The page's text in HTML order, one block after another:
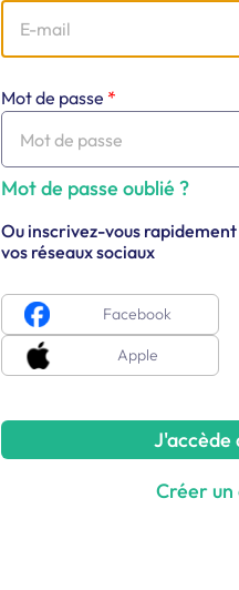
Mot de passe *
Mot de passe oublié ?
J'accède
Créer
Ou inscrivez-vous
vos réseaux sociaux
Facebook
Apple